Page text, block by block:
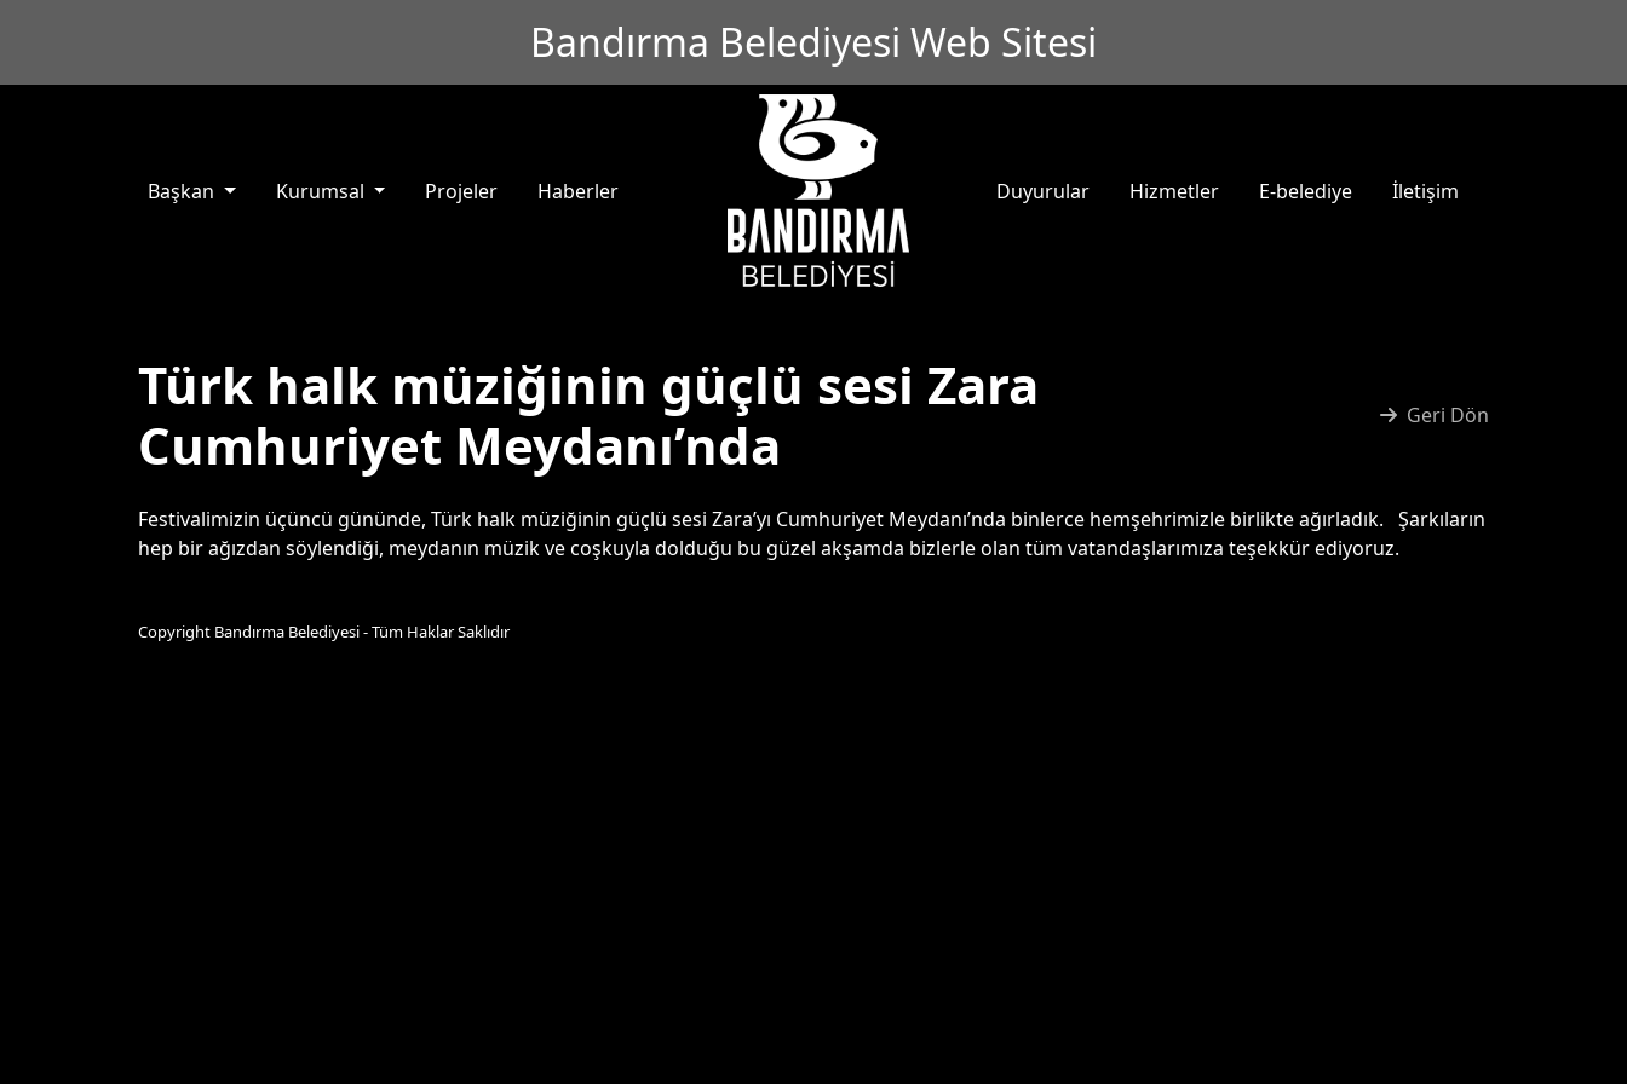
Bandırma Belediyesi Web Sitesi
Başkan Kurumsal Projeler Haberler Duyurular Hizmetler E-belediye İletişim
Türk halk müziğinin güçlü sesi Zara
Cumhuriyet Meydanı’nda
Geri Dön
Festivalimizin üçüncü gününde, Türk halk müziğinin güçlü sesi Zara’yı Cumhuriyet Meydanı’nda binlerce hemşehrimizle birlikte ağırladık. Şarkıların
hep bir ağızdan söylendiği, meydanın müzik ve coşkuyla dolduğu bu güzel akşamda bizlerle olan tüm vatandaşlarımıza teşekkür ediyoruz.
Copyright Bandırma Belediyesi - Tüm Haklar Saklıdır